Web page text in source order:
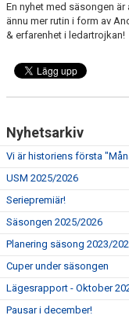
En nyhet med säsongen
ännu mer rutin i form av
& erfarenhet i ledartrojkan!
Nyhetsarkiv
Vi är historiens första
USM 2025/2026
Seriepremiär!
Säsongen 2025/2026
Planering säsong 2023/
Cuper under säsongen
Lägesrapport - Oktober
Pausar i december!